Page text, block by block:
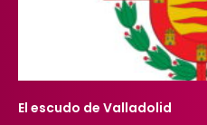
El escudo de Valladolid